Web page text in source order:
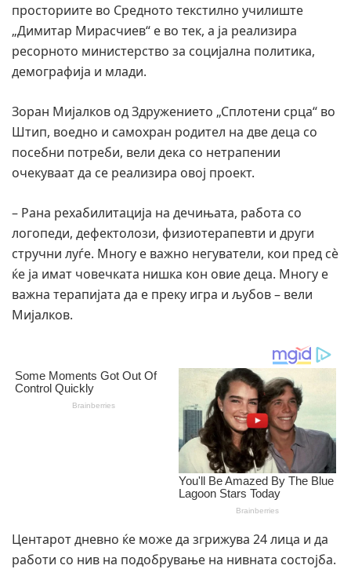
просториите во Средното текстилно училиште
„Димитар Мирасчиев“ е во тек, а ја реализира
ресорното министерство за социјална политика,
демографија и млади.
Зоран Мијалков од Здружението „Сплотени срца“ во
Штип, воедно и самохран родител на две деца со
посебни потреби, вели дека со нетрапении
очекуваат да се реализира овој проект.
– Рана рехабилитација на дечињата, работа со
логопеди, дефектолози, физиотерапевти и други
стручни луѓе. Многу е важно негуватели, кои пред сè
ќе ја имат човечката нишка кон овие деца. Многу е
важна терапијата да е преку игра и љубов – вели
Мијалков.
Центарот дневно ќе може да згрижува 24 лица и да
работи со нив на подобрување на нивната состојба.